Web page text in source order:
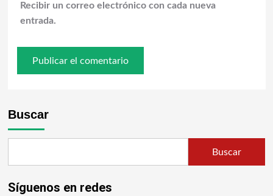
Recibir un correo electrónico con cada nueva
entrada.
Buscar
Buscar
Síguenos en redes